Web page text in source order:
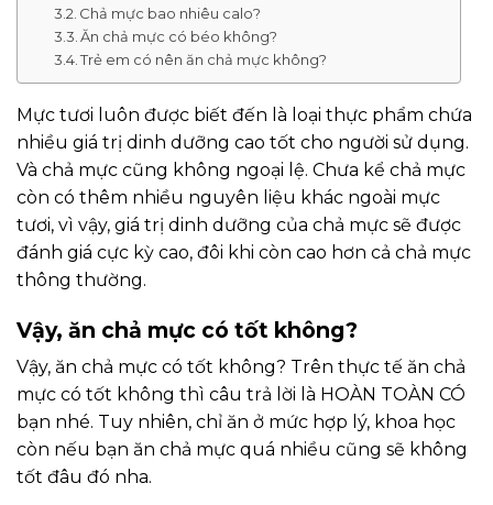
Chả mực bao nhiêu calo?
Ăn chả mực có béo không?
Trẻ em có nên ăn chả mực không?
Mực tươi luôn được biết đến là loại thực phẩm chứa
nhiều giá trị dinh dưỡng cao tốt cho người sử dụng.
Và chả mực cũng không ngoại lệ. Chưa kể chả mực
còn có thêm nhiều nguyên liệu khác ngoài mực
tươi, vì vậy, giá trị dinh dưỡng của chả mực sẽ được
đánh giá cực kỳ cao, đôi khi còn cao hơn cả chả mực
thông thường.
Vậy, ăn chả mực có tốt không?
Vậy, ăn chả mực có tốt không? Trên thực tế ăn chả
mực có tốt không thì câu trả lời là HOÀN TOÀN CÓ
bạn nhé. Tuy nhiên, chỉ ăn ở mức hợp lý, khoa học
còn nếu bạn ăn chả mực quá nhiều cũng sẽ không
tốt đâu đó nha.